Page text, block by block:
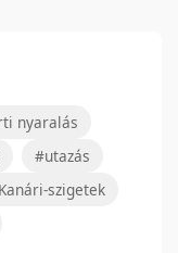
nyaralás
#utazás
szigetek